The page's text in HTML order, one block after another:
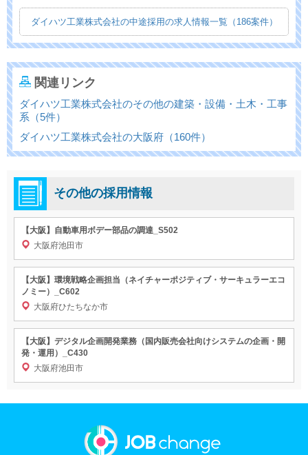
ダイハツ工業株式会社の中途採用の求人情報一覧（186案件）
関連リンク
ダイハツ工業株式会社のその他の建築・設備・土木・工事
系（5件）
ダイハツ工業株式会社の大阪府（160件）
その他の採用情報
【大阪】自動車用ボデー部品の調達_S502
大阪府池田市
【大阪】環境戦略企画担当（ネイチャーポジティブ・サーキュラーエコ
ノミー）_C602
大阪府ひたちなか市
【大阪】デジタル企画開発業務（国内販売会社向けシステムの企画・開
発・運用）_C430
大阪府池田市